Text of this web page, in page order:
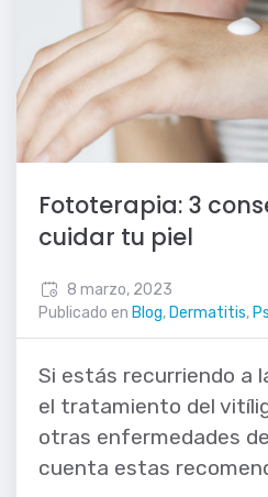
Fototerapia: 3
cuidar tu piel
8 marzo, 2023
Publicado en Blog, Dermatitis,
Si estás recurriendo a
el tratamiento del
otras enfermedades
cuenta estas